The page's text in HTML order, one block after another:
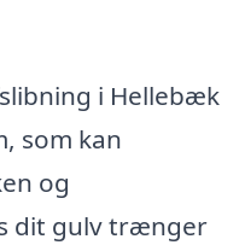
i Hellebæk
som kan
og
dit gulv trænger